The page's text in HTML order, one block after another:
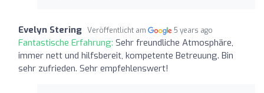
Evelyn Stering Veröffentlicht am 5 years ago
Fantastische Erfahrung: Sehr freundliche Atmosphäre,
immer nett und hilfsbereit, kompetente Betreuung. Bin
sehr zufrieden. Sehr empfehlenswert!